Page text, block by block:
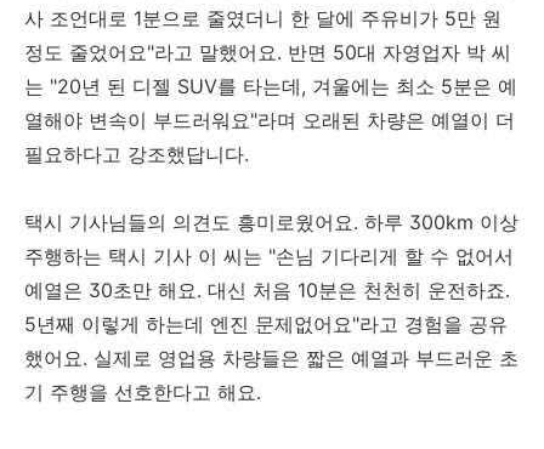
사 조언대로 1분으로 줄였더니 한 달에 주유비가 5만 원
정도 줄었어요"라고 말했어요. 반면 50대 자영업자 박 씨
는 "20년 된 디젤 SUV를 타는데, 겨울에는 최소 5분은 예
열해야 변속이 부드러워요"라며 오래된 차량은 예열이 더
필요하다고 강조했답니다.
택시 기사님들의 의견도 흥미로웠어요. 하루 300km 이상
주행하는 택시 기사 이 씨는 "손님 기다리게 할 수 없어서
예열은 30초만 해요. 대신 처음 10분은 천천히 운전하죠.
5년째 이렇게 하는데 엔진 문제없어요"라고 경험을 공유
했어요. 실제로 영업용 차량들은 짧은 예열과 부드러운 초
기 주행을 선호한다고 해요.